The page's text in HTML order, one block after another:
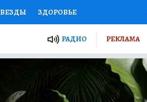
ЗДОРОВЬЕ
РОССИИ
СЕКРЕТЫ ПУТЕВОДИТЕЛЬ
ЖЕЛЕЗА ТУРИЗМ
РАДИО РЕКЛАМА